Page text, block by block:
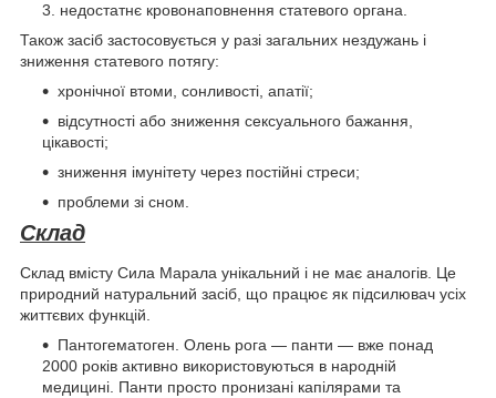
недостатнє кровонаповнення статевого органа.
Також засіб застосовується у разі загальних нездужань і
зниження статевого потягу:
хронічної втоми, сонливості, апатії;
відсутності або зниження сексуального бажання,
цікавості;
зниження імунітету через постійні стреси;
проблеми зі сном.
Склад
Склад вмісту Сила Марала унікальний і не має аналогів. Це
природний натуральний засіб, що працює як підсилювач усіх
життєвих функцій.
Пантогематоген. Олень рога — панти — вже понад
2000 років активно використовуються в народній
медицині. Панти просто пронизані капілярами та